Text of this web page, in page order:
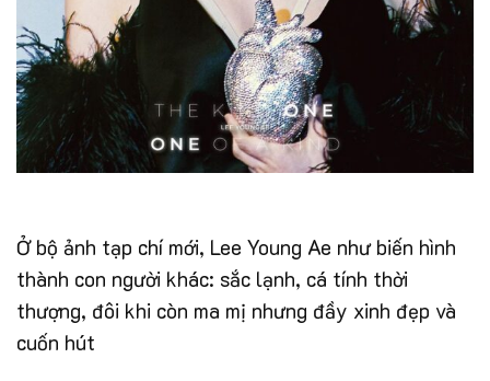
Ở bộ ảnh tạp chí mới, Lee Young Ae như biến hình
thành con người khác: sắc lạnh, cá tính thời
thượng, đôi khi còn ma mị nhưng đầy xinh đẹp và
cuốn hút